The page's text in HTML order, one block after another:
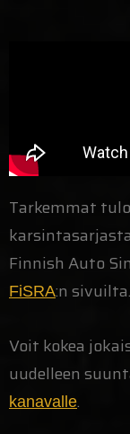
Tarkemmat
Finnish Auto
FiSRA:n sivuilta.
Voit kokea
uudelleen
kanavalle.